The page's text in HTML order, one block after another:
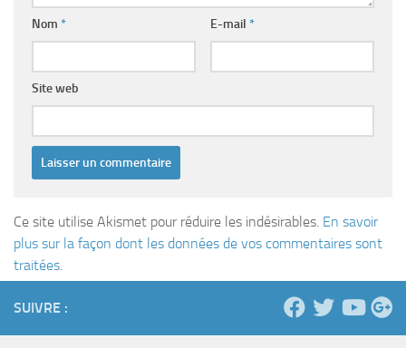
Nom * E-mail *
Site web
Ce site utilise Akismet pour réduire les indésirables. En savoir
plus sur la façon dont les données de vos commentaires sont
traitées.
SUIVRE :